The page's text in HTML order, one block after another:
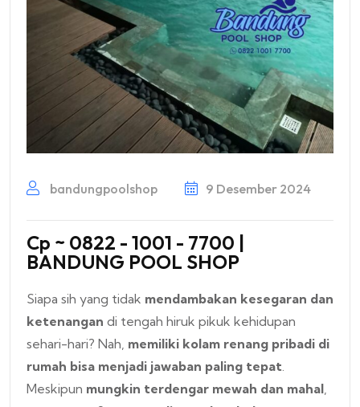
bandungpoolshop 9 Desember 2024
Cp ~ 0822 - 1001 - 7700 |
BANDUNG POOL SHOP
Siapa sih yang tidak mendambakan kesegaran dan
ketenangan di tengah hiruk pikuk kehidupan
sehari-hari? Nah, memiliki kolam renang pribadi di
rumah bisa menjadi jawaban paling tepat
Meskipun mungkin terdengar mewah dan mahal